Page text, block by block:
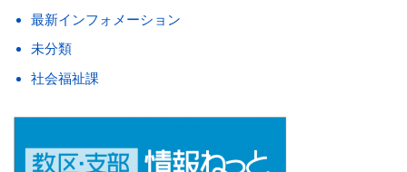
最新インフォメーション
未分類
社会福祉課